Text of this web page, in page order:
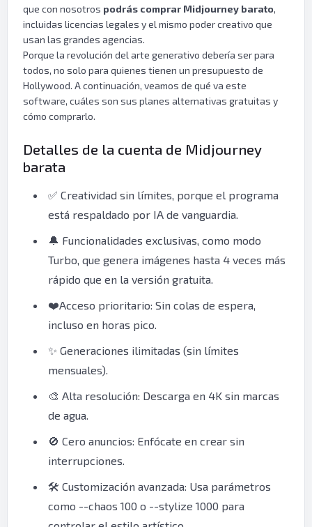
que con nosotros podrás comprar Midjourney barato,
incluidas licencias legales y el mismo poder creativo que
usan las grandes agencias.
Porque la revolución del arte generativo debería ser para
todos, no solo para quienes tienen un presupuesto de
Hollywood. A continuación, veamos de qué va este
software, cuáles son sus planes alternativas gratuitas y
cómo comprarlo.
Detalles de la cuenta de Midjourney
barata
✅ Creatividad sin límites, porque el programa
está respaldado por IA de vanguardia.
🔔 Funcionalidades exclusivas, como modo
Turbo, que genera imágenes hasta 4 veces más
rápido que en la versión gratuita.
❤️Acceso prioritario: Sin colas de espera,
incluso en horas pico.
✨ Generaciones ilimitadas (sin límites
mensuales).
🎨 Alta resolución: Descarga en 4K sin marcas
de agua.
🚫 Cero anuncios: Enfócate en crear sin
interrupciones.
🛠️ Customización avanzada: Usa parámetros
como --chaos 100 o --stylize 1000 para